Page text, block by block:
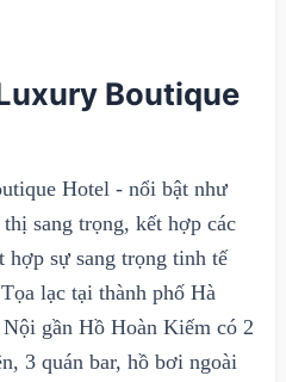
Boutique
Hotel - nổi bật như
sang trọng, kết hợp các
hợp sự sang trọng tinh tế
lạc tại thành phố Hà
gần Hồ Hoàn Kiếm có 2
3 quán bar, hồ bơi ngoài